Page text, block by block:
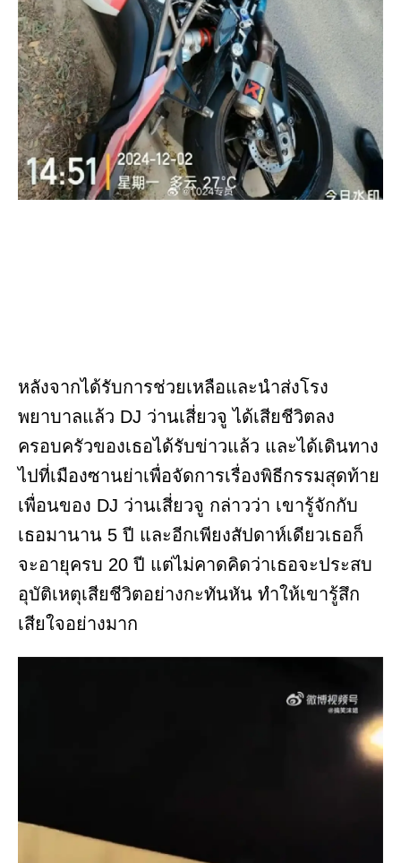
หลังจากได้รับการช่วยเหลือและนำส่งโรง
พยาบาลแล้ว DJ ว่านเสี่ยวจู ได้เสียชีวิตลง
ครอบครัวของเธอได้รับข่าวแล้ว และได้เดินทาง
ไปที่เมืองซานย่าเพื่อจัดการเรื่องพิธีกรรมสุดท้าย
เพื่อนของ DJ ว่านเสี่ยวจู กล่าวว่า เขารู้จักกับ
เธอมานาน 5 ปี และอีกเพียงสัปดาห์เดียวเธอก็
จะอายุครบ 20 ปี แต่ไม่คาดคิดว่าเธอจะประสบ
อุบัติเหตุเสียชีวิตอย่างกะทันหัน ทำให้เขารู้สึก
เสียใจอย่างมาก